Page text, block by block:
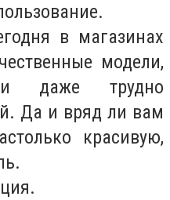
в магазинах
модели,
даже трудно
Да и вряд ли вам
красивую,